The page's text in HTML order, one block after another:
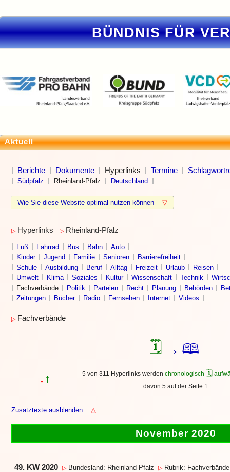
BÜNDNIS FÜR
Aktuell
Berichte Dokumente Hyperlinks Termine
Südpfalz Rheinland-Pfalz Deutschland
Wie Sie diese Website optimal nutzen können ▽
▷ Hyperlinks ▷ Rheinland-Pfalz
Fuß Fahrrad Bus Bahn
Auto
Kinder
Jugend Familie Senioren
Barrierefreiheit
Schule
Ausbildung Beruf Alltag Freizeit Urlaub
Reisen
Umwelt
Klima Soziales Kultur Wissenschaft Technik
Fachverbände
Politik Parteien Recht Planung Behörden
Zeitungen
Bücher Radio Fernsehen Internet Videos
▷ Fachverbände
🗓 → 🕮
↓ ↑ 5 von 311 Hyperlinks werden chronologisch 🗓
davon 5 auf der Seite 1
Zusatztexte ausblenden △
November 2020
49. KW 2020 ▷ Bundesland: Rheinland-Pfalz ▷ Rubrik: Fachverbände